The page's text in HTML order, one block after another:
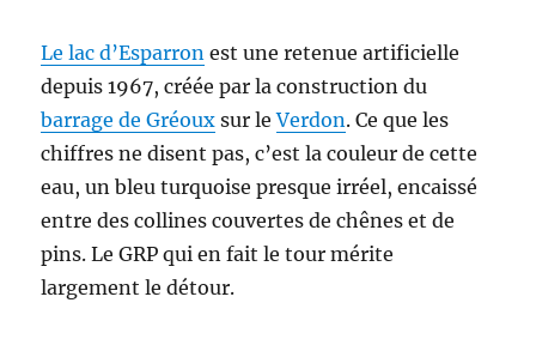
Le lac d’Esparron est une retenue artificielle
depuis 1967, créée par la construction du
barrage de Gréoux sur leVerdon. Ce que les
chiffres ne disent pas, c’est la couleur de cette
eau, un bleu turquoise presque irréel, encaissé
entre des collines couvertes de chênes et de
pins. Le GRP qui en fait le tour mérite
largement le détour.